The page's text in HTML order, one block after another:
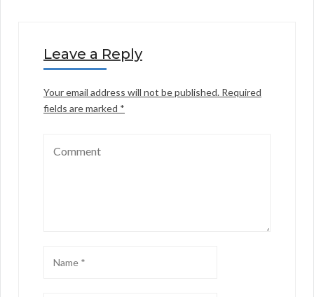
Leave a Reply
Your email address will not be published. Required
fields are marked *